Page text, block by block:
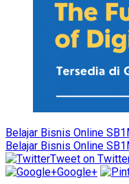
Belajar Bisnis Online
Belajar Bisnis Online
Tweet on
Google+